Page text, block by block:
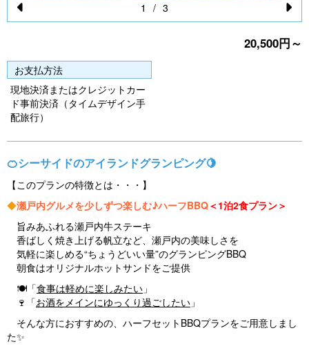
Pr
vi
o
u
s
N
e
1 / 3
20,500円～
お支払方法
現地決済またはクレジットカー
ド事前決済（タイムデザイン手
配旅行）
🍊シーサイドのアイランドグランピング🍋
【このプランの特徴とは・・・】
◆瀬戸内グルメを少しずつ楽しむ♪ハーフBBQ＜1泊2食プラン＞
旨みあふれる瀬戸内牛ステーキ
香ばしく焼き上げる帆立など、瀬戸内の美味しさを
気軽に楽しめる“ちょうどいい量”のグランピングBBQ
朝食はオリジナルホットサンドをご提供
🍽️「食事は軽めに楽しみたい 」
🍷「お酒をメインにゆっくり過ごしたい 」
そんな方におすすめの、ハーフセットBBQプランをご用意しまし
た✨